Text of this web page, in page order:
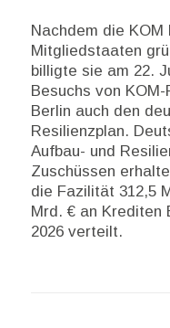
Nachdem die
Mitgliedstaaten
billigte sie am 22.
Besuchs von
Berlin auch den
Resilienzplan.
Aufbau- und
Zuschüssen
die Fazilität 312,5
Mrd. € an Krediten
2026 verteilt.